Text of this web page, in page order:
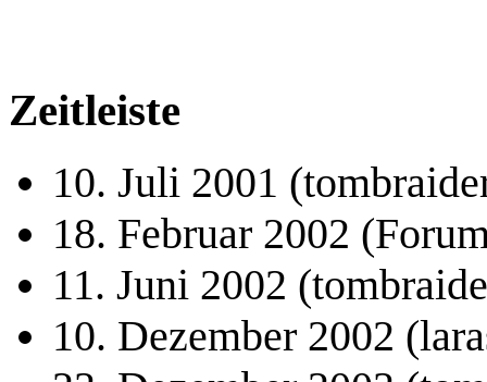
Zeitleiste
10. Juli 2001
18. Februar 2002
11. Juni 2002
10. Dezember 2002